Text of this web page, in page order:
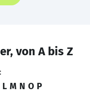
von A bis Z
L M N O P